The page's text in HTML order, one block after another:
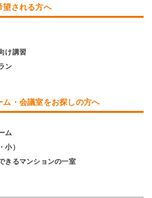
望される方へ
け講習
ン
ム・会議室をお探しの方へ
ム
小）
きるマンションの一室